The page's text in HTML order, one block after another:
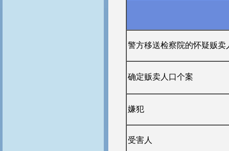
警方移送检察院的怀疑贩卖
确定贩卖人口个案
嫌犯
受害人